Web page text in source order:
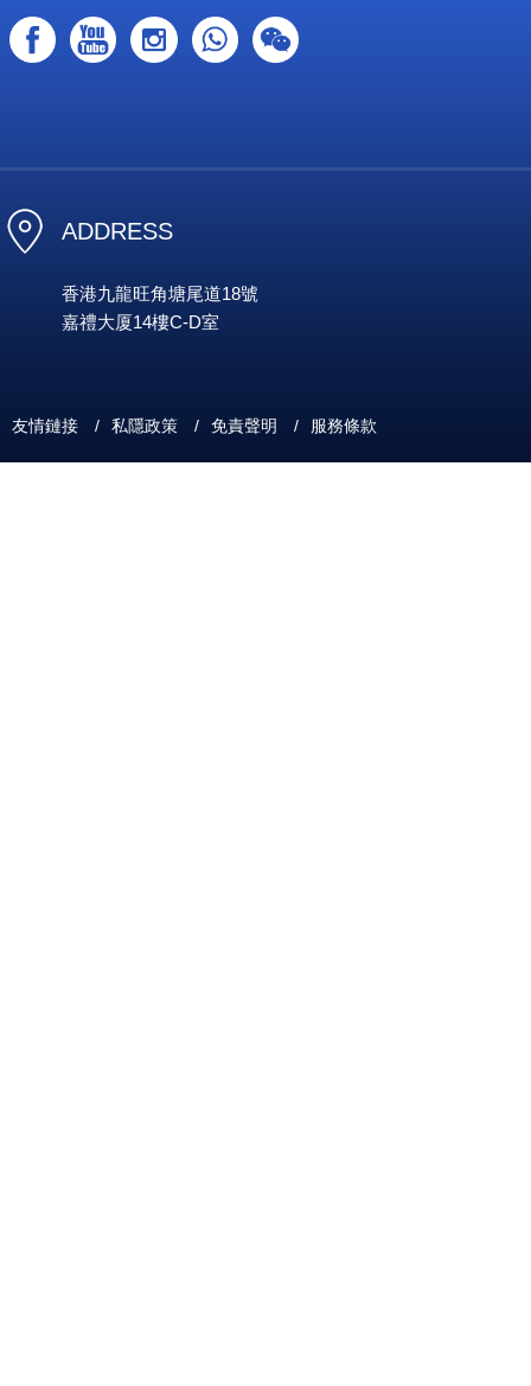
ADDRESS
香港九龍旺角塘尾道18號
嘉禮大厦14樓C-D室
友情鏈接 / 私隱政策 / 免責聲明 / 服務條款